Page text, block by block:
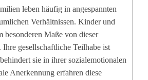
leben häufig in angespannten
Verhältnissen. Kinder und
besonderen Maße von dieser
gesellschaftliche Teilhabe ist
sie in ihrer sozialemotionalen
Anerkennung erfahren diese